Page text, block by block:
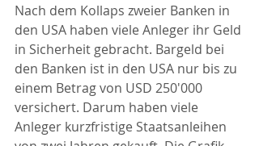
Nach dem Kollaps zweier Banken in
den USA haben viele Anleger ihr Geld
in Sicherheit gebracht. Bargeld bei
den Banken ist in den USA nur bis zu
einem Betrag von USD 250'000
versichert. Darum haben viele
Anleger kurzfristige Staatsanleihen